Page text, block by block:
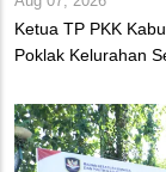
Ketua TP PKK
Poklak Kelurahan